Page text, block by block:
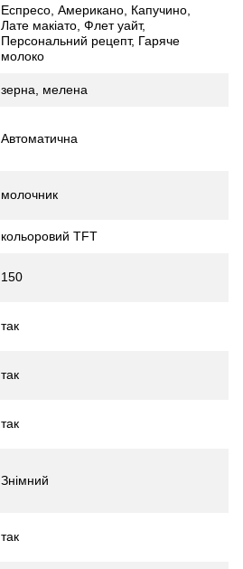
Еспресо, Американо, Капучино,
Лате макіато, Флет уайт,
Персональний рецепт, Гаряче
молоко
зерна, мелена
Автоматична
молочник
кольоровий TFT
150
так
так
так
Знімний
так